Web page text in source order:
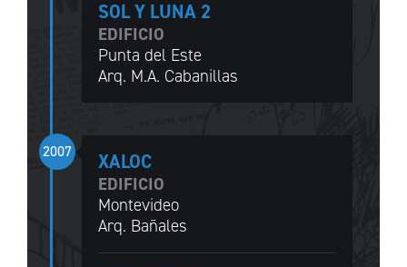
SOL Y LUNA 2
EDIFICIO
Punta del Este
Arq. M.A. Cabanillas
2007 XALOC
EDIFICIO
Montevideo
Arq. Bañales